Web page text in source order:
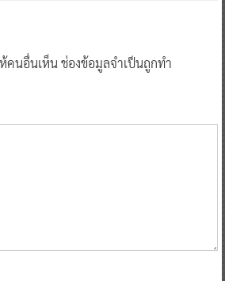
คนอื่นเห็นช่องข้อมูลจำเป็นถูกทำ